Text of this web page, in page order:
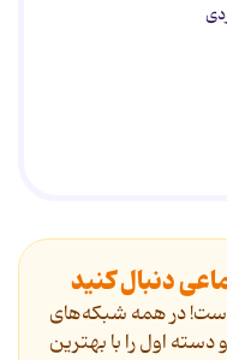
دنبال کنید
است! در همه شبکه‌های
اول را با بهترین